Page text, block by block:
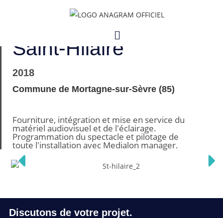
Centre d’interprétation
du vitrail de l’église
Saint-Hilaire
2018
Commune de Mortagne-sur-Sèvre (85)
Fourniture, intégration et mise en service du
matériel audiovisuel et de l'éclairage.
Programmation du spectacle et pilotage de
toute l'installation avec Medialon manager.
Discutons de votre projet.